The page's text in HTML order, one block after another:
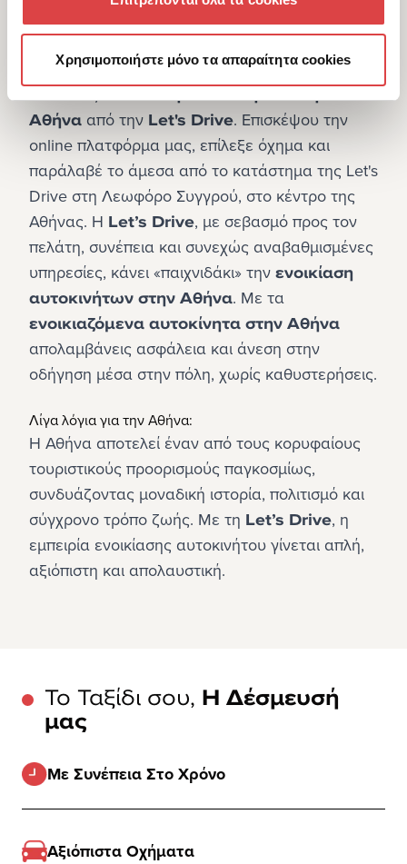
Χρησιμοποιήστε μόνο τα απαραίτητα cookies
θα χρειαστείς ένα αξιόπιστο μεταφορικό μέσο.
Λύσε εύκολα το ζήτημα της μετακίνησης,
κάνοντας ενοικίαση αυτοκινήτου στην
Αθήνα από την Let's Drive. Επισκέψου την
online πλατφόρμα μας, επίλεξε όχημα και
παράλαβέ το άμεσα από το κατάστημα της Let's
Drive στη Λεωφόρο Συγγρού, στο κέντρο της
Αθήνας. Η Let’s Drive, με σεβασμό προς τον
πελάτη, συνέπεια και συνεχώς αναβαθμισμένες
υπηρεσίες, κάνει «παιχνιδάκι» την ενοικίαση
αυτοκινήτων στην Αθήνα
ενοικιαζόμενα αυτοκίνητα στην Αθήνα
απολαμβάνεις ασφάλεια και άνεση στην
οδήγηση μέσα στην πόλη, χωρίς καθυστερήσεις.
Λίγα λόγια για την Αθήνα:
Η Αθήνα αποτελεί έναν από τους κορυφαίους
τουριστικούς προορισμούς παγκοσμίως,
συνδυάζοντας μοναδική ιστορία, πολιτισμό και
σύγχρονο τρόπο ζωής. Με τη Let’s Drive, η
εμπειρία ενοικίασης αυτοκινήτου γίνεται απλή,
αξιόπιστη και απολαυστική.
Το Ταξίδι σου, Η Δέσμευσή
μας
Με Συνέπεια Στο Χρόνο
Αξιόπιστα Οχήματα